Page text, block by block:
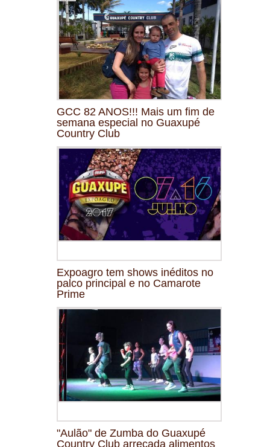
GCC 82 ANOS!!! Mais um fim de
semana especial no Guaxupé
Country Club
Expoagro tem shows inéditos no
palco principal e no Camarote
Prime
"Aulão" de Zumba do Guaxupé
Country Club arrecada alimentos